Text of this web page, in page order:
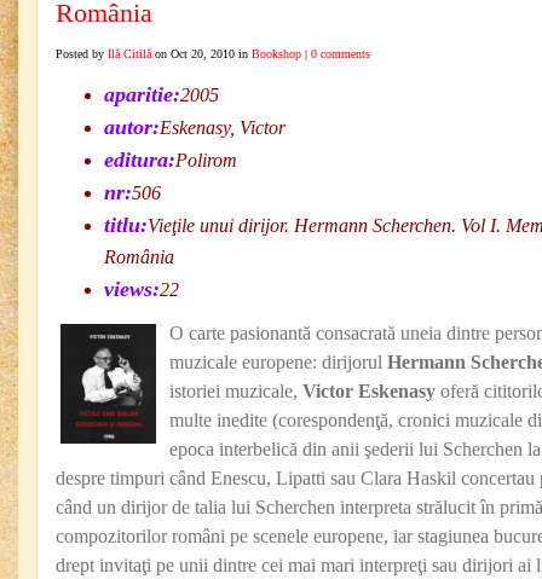
România
Posted by Ilă Citilă on Oct 20, 2010 in Bookshop | 0 comments
aparitie:2005
autor:Eskenasy, Victor
editura:Polirom
nr:506
titlu:Vieţile unui dirijor. Hermann Scherchen. Vol I.
România
views:22
O carte pasionantă consacrată uneia dintre
muzicale europene: dirijorul Hermann
istoriei muzicale, Victor Eskenasy oferă
multe inedite (corespondenţă, cronici muzicale
epoca interbelică din anii şederii lui Scherchen
despre timpuri când Enescu, Lipatti sau Clara Haskil concertau
când un dirijor de talia lui Scherchen interpreta strălucit în
compozitorilor români pe scenele europene, iar stagiunea
drept invitaţi pe unii dintre cei mai mari interpreţi sau dirijori ai